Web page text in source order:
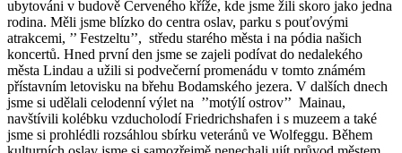
ubytováni v budově Červeného kříže, kde jsme žili skoro jako jedna
rodina. Měli jsme blízko do centra oslav, parku s pouťovými
atrakcemi, ’’ Festzeltu’’, středu starého města i na pódia našich
koncertů. Hned první den jsme se zajeli podívat do nedalekého
města Lindau a užili si podvečerní promenádu v tomto známém
přístavním letovisku na břehu Bodamského jezera. V dalších dnech
jsme si udělali celodenní výlet na ’’motýlí ostrov’’ Mainau,
navštívili kolébku vzducholodí Friedrichshafen i s muzeem a také
jsme si prohlédli rozsáhlou sbírku veteránů ve Wolfeggu. Během